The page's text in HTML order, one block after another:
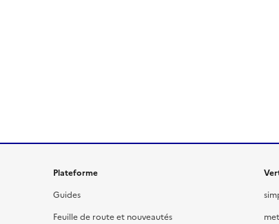
Plateforme
Guides
Feuille de route et nouveautés